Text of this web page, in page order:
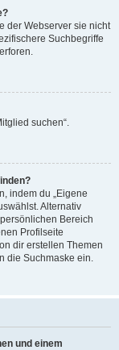
der Webserver sie nicht
Suchbegriffe
suchen“.
indem du „Eigene
Alternativ
Bereich
Profilseite
dir erstellen Themen
die Suchmaske ein.
und einem